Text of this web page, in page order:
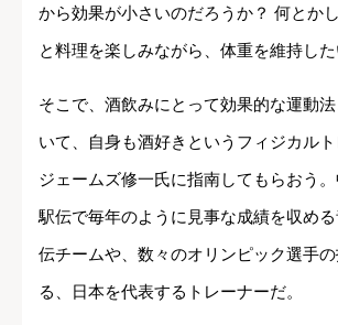
から効果が小さいのだろうか？ 何とか
と料理を楽しみながら、体重を維持した
そこで、酒飲みにとって効果的な運動
いて、自身も酒好きというフィジカル
ジェームズ修一氏に指南してもらおう
駅伝で毎年のように見事な成績を収め
伝チームや、数々のオリンピック選手
る、日本を代表するトレーナーだ。